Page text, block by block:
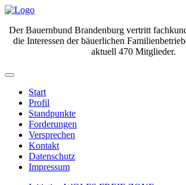
Der Bauernbund Brandenburg vertritt
die Interessen der bäuerlichen
aktuell 470 Mitglieder.
Start
Profil
Standpunkte
Forderungen
Versprechen
Kontakt
Datenschutz
Impressum